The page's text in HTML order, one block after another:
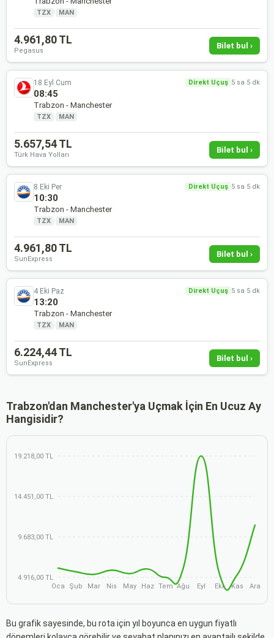
TZX · MAN
4.961,80 TL
Pegasus
Bilet bul ›
18 Eyl Cum Direkt Uçuş 5 sa 5 dk
08:45
Trabzon - Manchester
TZX · MAN
5.657,54 TL
Türk Hava Yolları
Bilet bul ›
8 Eki Per Direkt Uçuş 5 sa 5 dk
10:30
Trabzon - Manchester
TZX · MAN
4.961,80 TL
SunExpress
Bilet bul ›
4 Eki Paz Direkt Uçuş 5 sa 5 dk
13:20
Trabzon - Manchester
TZX · MAN
6.224,44 TL
SunExpress
Bilet bul ›
Trabzon'dan Manchester'ya Uçmak İçin En Ucuz Ay
Hangisidir?
19.218,00 TL
14.451,00 TL
9.683,00 TL
4.916,00 TL
Oca
Şub Mar Nis May Haz Tem Ağu Eyl Eki Kas Ara
Bu grafik sayesinde, bu rota için yıl boyunca en uygun fiyatlı